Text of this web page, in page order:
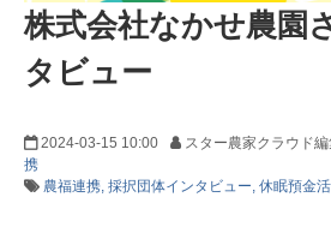
株式会社なかせ農園
タビュー
2024-03-15 10:00 スター農家クラウド
携
農福連携 採択団体インタビュー 休眠預金